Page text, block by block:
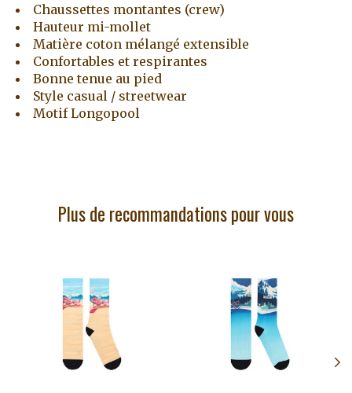
Chaussettes montantes (crew)
Hauteur mi-mollet
Matière coton mélangé extensible
Confortables et respirantes
Bonne tenue au pied
Style casual / streetwear
Motif Longopool
Plus de recommandations pour vous